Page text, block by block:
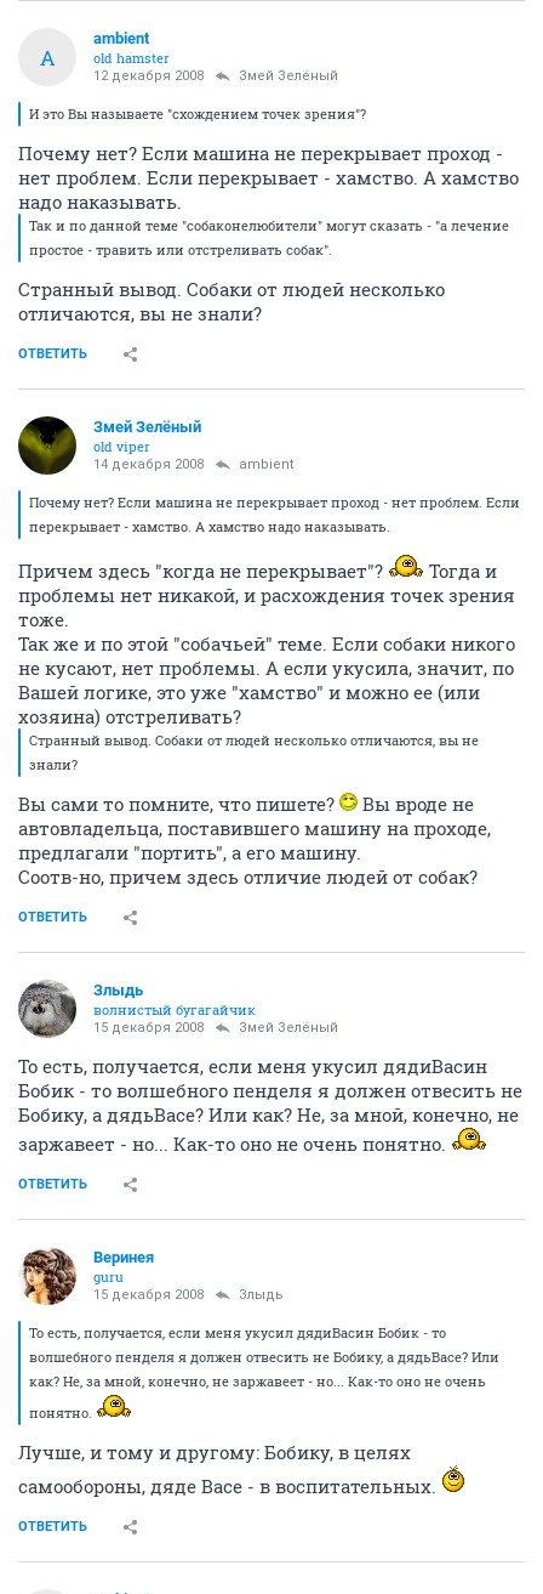
A
ambient
old hamster
12 декабря 2008 Змей Зелёный
И это Вы называете "схождением точек зрения"?
Почему нет? Если машина не перекрывает проход -
нет проблем. Если перекрывает - хамство. А хамство
надо наказывать.
Так и по данной теме "собаконелюбители" могут сказать - "а лечение
простое - травить или отстреливать собак".
Странный вывод. Собаки от людей несколько
отличаются, вы не знали?
ОТВЕТИТЬ
Змей Зелёный
old viper
14 декабря 2008 ambient
Почему нет? Если машина не перекрывает проход - нет проблем. Если
перекрывает - хамство. А хамство надо наказывать.
Причем здесь "когда не перекрывает"?
Тогда и
проблемы нет никакой, и расхождения точек зрения
тоже.
Так же и по этой "собачьей" теме. Если собаки никого
не кусают, нет проблемы. А если укусила, значит, по
Вашей логике, это уже "хамство" и можно ее (или
хозяина) отстреливать?
Странный вывод. Собаки от людей несколько отличаются, вы не
знали?
Вы сами то помните, что пишете?
Вы вроде не
автовладельца, поставившего машину на проходе,
предлагали "портить", а его машину.
Соотв-но, причем здесь отличие людей от собак?
ОТВЕТИТЬ
Злыдь
волнистый бугагайчик
15 декабря 2008 Змей Зелёный
То есть, получается, если меня укусил дядиВасин
Бобик - то волшебного пенделя я должен отвесить не
Бобику, а дядьВасе? Или как? Не, за мной, конечно, не
заржавеет - но... Как-то оно не очень понятно.
ОТВЕТИТЬ
Веринея
guru
15 декабря 2008 Злыдь
То есть, получается, если меня укусил дядиВасин Бобик - то
волшебного пенделя я должен отвесить не Бобику, а дядьВасе? Или
как? Не, за мной, конечно, не заржавеет - но... Как-то оно не очень
понятно.
Лучше, и тому и другому: Бобику, в целях
самообороны, дяде Васе - в воспитательных.
ОТВЕТИТЬ